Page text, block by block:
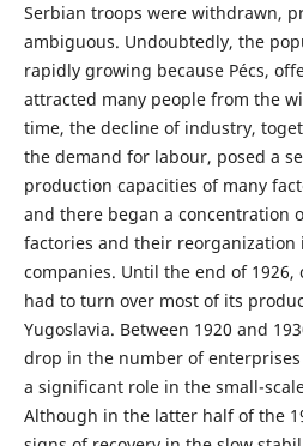
Serbian troops were withdrawn,
ambiguous. Undoubtedly, the
rapidly growing because Pécs,
attracted many people from the
time, the decline of industry,
the demand for labour, posed a
production capacities of many
and there began a concentration
factories and their reorganization
companies. Until the end of 1926,
had to turn over most of its
Yugoslavia. Between 1920 and
drop in the number of
a significant role in the small-
Although in the latter half of the